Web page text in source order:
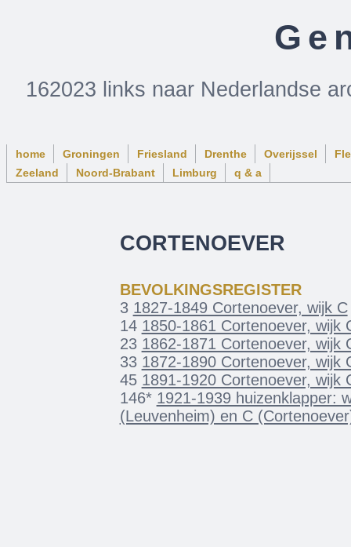
162023 links naar Nederlandse
home Groningen Friesland Drenthe Overijssel
Zeeland
Noord-Brabant Limburg q & a
CORTENOEVER
BEVOLKINGSREGISTER
3 1827-1849 Cortenoever, wijk C
14 1850-1861 Cortenoever, wijk
23 1862-1871 Cortenoever, wijk
33 1872-1890 Cortenoever, wijk
45 1891-1920 Cortenoever, wijk
146* 1921-1939 huizenklapper:
(Leuvenheim) en C